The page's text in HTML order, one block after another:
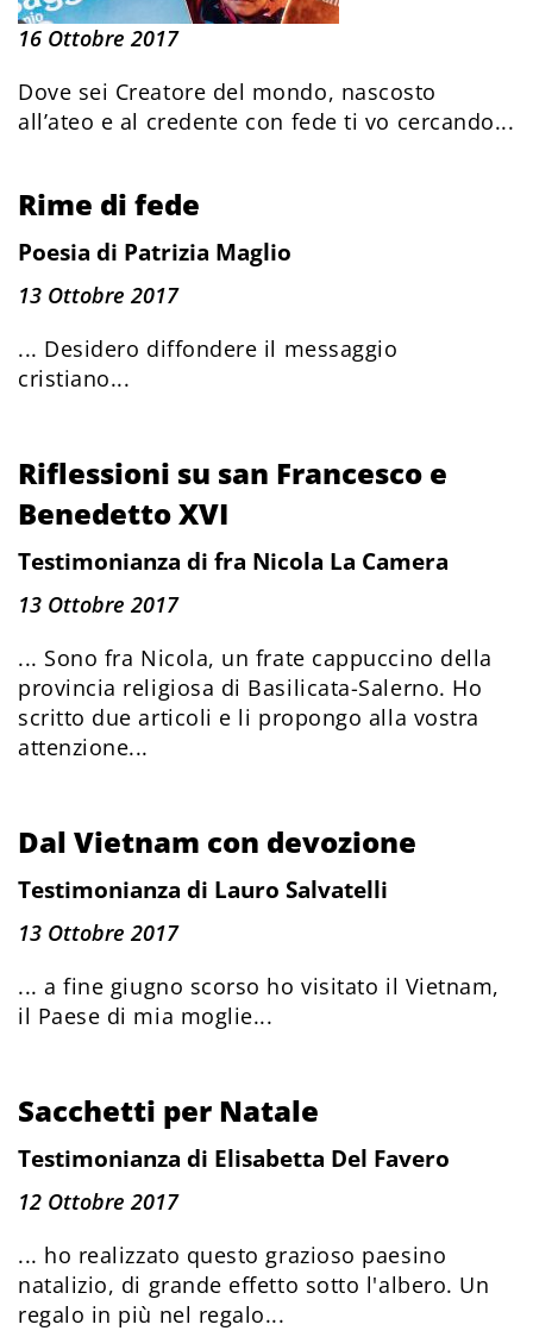
16 Ottobre 2017
Dove sei Creatore del mondo, nascosto
all’ateo e al credente con fede ti vo cercando...
Rime di fede
Poesia di Patrizia Maglio
13 Ottobre 2017
... Desidero diffondere il messaggio
cristiano...
Riflessioni su san Francesco e
Benedetto XVI
Testimonianza di fra Nicola La Camera
13 Ottobre 2017
... Sono fra Nicola, un frate cappuccino della
provincia religiosa di Basilicata-Salerno. Ho
scritto due articoli e li propongo alla vostra
attenzione...
Dal Vietnam con devozione
Testimonianza di Lauro Salvatelli
13 Ottobre 2017
... a fine giugno scorso ho visitato il Vietnam,
il Paese di mia moglie...
Sacchetti per Natale
Testimonianza di Elisabetta Del Favero
12 Ottobre 2017
... ho realizzato questo grazioso paesino
natalizio, di grande effetto sotto l'albero. Un
regalo in più nel regalo...